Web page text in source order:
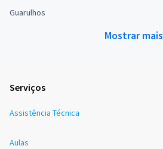
Guarulhos
Mostrar mais
Serviços
Assistência Técnica
Aulas